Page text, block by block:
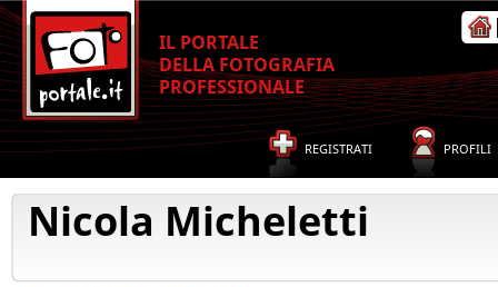
IL PORTALE
DELLA FOTOGRAFIA
PROFESSIONALE
REGISTRATI PROFILI
Nicola Micheletti